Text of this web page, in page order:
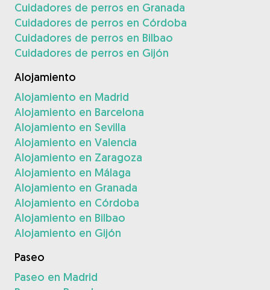
Cuidadores de perros en Granada
Cuidadores de perros en Córdoba
Cuidadores de perros en Bilbao
Cuidadores de perros en Gijón
Alojamiento
Alojamiento en Madrid
Alojamiento en Barcelona
Alojamiento en Sevilla
Alojamiento en Valencia
Alojamiento en Zaragoza
Alojamiento en Málaga
Alojamiento en Granada
Alojamiento en Córdoba
Alojamiento en Bilbao
Alojamiento en Gijón
Paseo
Paseo en Madrid